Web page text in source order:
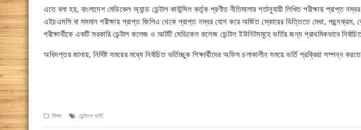
এতে বলা হয়, বাংলাদেশ মেডিকেল অ্যান্ড ডেন্টাল কাউন্সিল কর্তৃক প্রণীত নীতিমালার শর্তানুযায়ী লিখিত পরীক্ষায় প্রাপ্ত
এইচএসসি বা সমমান পরীক্ষায় প্রাপ্ত জিপিএ থেকে প্রাপ্ত নম্বর যোগ করে অর্জিত স্কোরের ভিত্তিতে মেধা, পছন্দক্রম,
পরীক্ষার্থীকে একটি সরকারি ডেন্টাল কলেজ ও আটটি মেডিকেল কলেজ ডেন্টাল ইউনিটসমূহে ভর্তির জন্য প্রাথমিকভাবে
অধিদপ্তর জানায়, নির্দিষ্ট সময়ের মধ্যে নির্বাচিত ভর্তিচ্ছুক শিক্ষার্থীদের অফিস চলাকালীন সময়ে ভর্তি প্রক্রিয়া সম্পন্ন
শিক্ষা ডেন্টালে ভর্তি